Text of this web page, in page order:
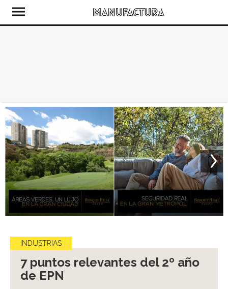
INDUSTRIAS
7 puntos relevantes del 2º año
de EPN